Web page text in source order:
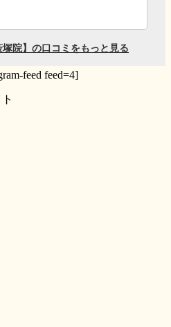
feed feed=4]